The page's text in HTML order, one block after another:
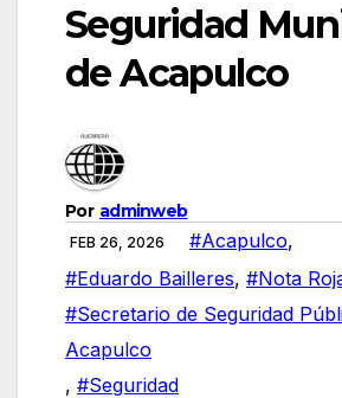
Seguridad
de Acapulco
Por adminweb
FEB 26, 2026 #Acapulco,
#Eduardo Bailleres, #Nota
#Secretario de Seguridad
Acapulco
, #Seguridad